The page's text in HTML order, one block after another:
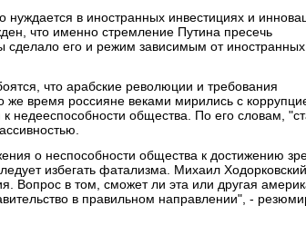
в иностранных инвестициях и
что именно стремление Путина пресечь
сделало его и режим зависимым от иностранных
что арабские революции и требования
же время россияне веками мирились с
недееспособности общества. По его словам,
о неспособности общества к достижению
избегать фатализма. Михаил Ходорковский
Вопрос в том, сможет ли эта или другая
в правильном направлении", -